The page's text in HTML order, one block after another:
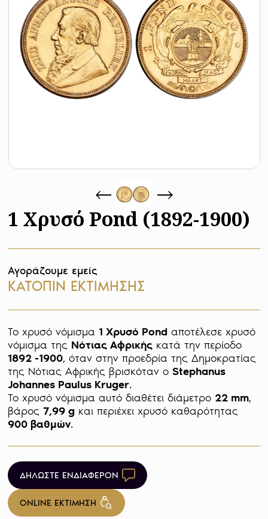
1 Χρυσό Pond (1892-1900)
Αγοράζουμε εμείς
ΚΑΤΟΠΙΝ ΕΚΤΙΜΗΣΗΣ
Το χρυσό νόμισμα 1 Χρυσό Pond αποτέλεσε χρυσό
νόμισμα της Νότιας Αφρικής
1892 -1900, όταν στην προεδρία της Δημοκρατίας
της Νότιας Αφρικής βρισκόταν ο Stephanus
Johannes Paulus Kruger.
Το χρυσό νόμισμα αυτό διαθέτει διάμετρο 22 mm,
βάρος 7,99 g
900 βαθμών
ΔΗΛΩΣΤΕ ΕΝΔΙΑΦΕΡΟΝ
ONLINE ΕΚΤΙΜΗΣΗ